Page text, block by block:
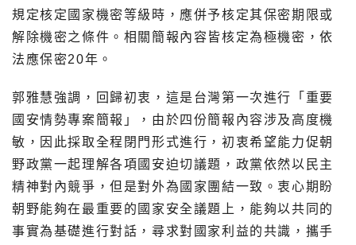
規定核定國家機密等級時，應併予核定其保密期限或
解除機密之條件。相關簡報內容皆核定為極機密，依
法應保密20年。
郭雅慧強調，回歸初衷，這是台灣第一次進行「重要
國安情勢專案簡報」，由於四份簡報內容涉及高度機
敏，因此採取全程閉門形式進行，初衷希望能力促朝
野政黨一起理解各項國安迫切議題，政黨依然以民主
精神對內競爭，但是對外為國家團結一致。衷心期盼
朝野能夠在最重要的國家安全議題上，能夠以共同的
事實為基礎進行對話，尋求對國家利益的共識，攜手